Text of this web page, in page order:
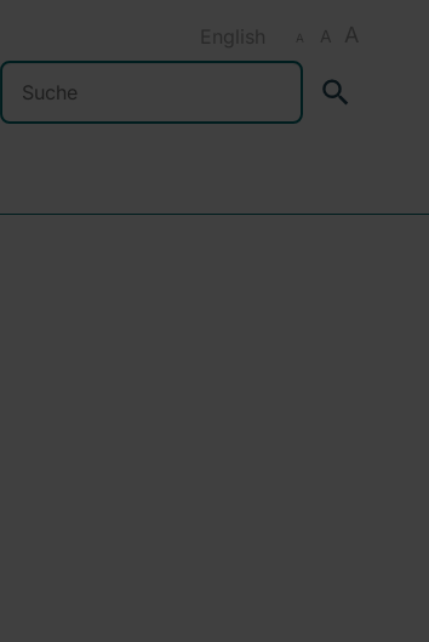
A A A
English
Suchen